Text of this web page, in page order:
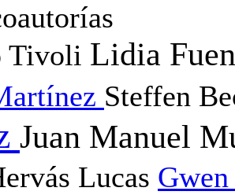
Tivoli Lidia
Steffen
Juan Manuel
Lucas